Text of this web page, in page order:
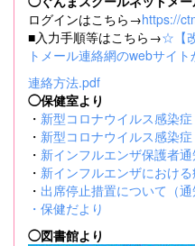
ログインはこちら→https://
■入力手順等はこちら→☆【
トメール連絡網のwebサイ
連絡方法.pdf
◯保健室より
・ 新型コロナウイルス感染
・ 新型コロナウイルス感染
・ 新インフルエンザ保護者
・ 新インフルエンザにおけ
・ 出席停止措置について（
・ 保健だより
◯図書館より